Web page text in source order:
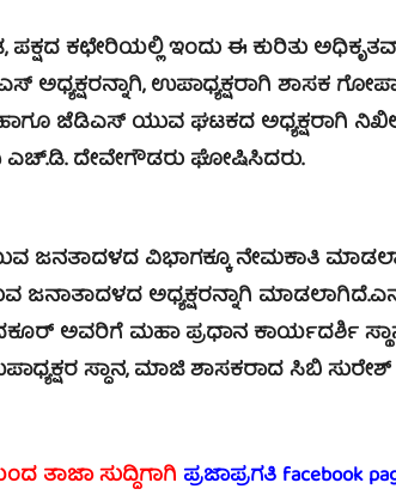
ಕಛೇರಿಯಲ್ಲಿ ಇಂದು ಈ ಕುರಿತು
ಉಪಾಧ್ಯಕ್ಷರಾಗಿ ಶಾಸಕ
ಜೆಡಿಎಸ್​ ಯುವ ಘಟಕದ ಅಧ್ಯಕ್ಷರಾಗಿ
ದೇವೇಗೌಡರು ಘೋಷಿಸಿದರು.
ಜನತಾದಳದ ವಿಭಾಗಕ್ಕೂ ನೇಮಕಾತಿ
ಜನಾತಾದಳದ ಅಧ್ಯಕ್ಷರನ್ನಾಗಿ
ಅವರಿಗೆ ಮಹಾ ಪ್ರಧಾನ ಕಾರ್ಯದರ್ಶಿ
ಸ್ಧಾನ, ಮಾಜಿ ಶಾಸಕರಾದ ಸಿಬಿ
ತಾಜಾ ಸುದ್ದಿಗಾಗಿ ಪ್ರಜಾಪ್ರಗತಿ facebook